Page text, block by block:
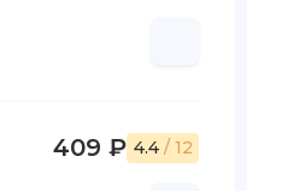
409 ₽ 4.4 / 12